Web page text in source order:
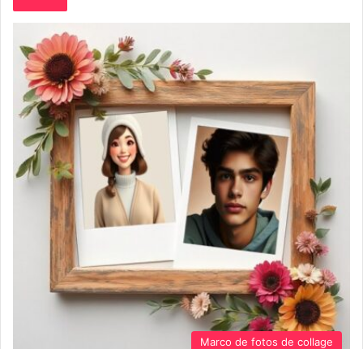
Marco de fotos de collage